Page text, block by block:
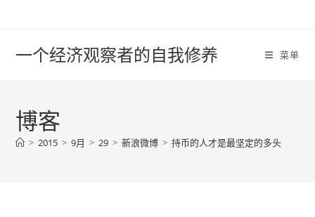
一个经济观察者的自我修养 菜单
博客
> 2015 > 9月 > 29 > 新浪微博 > 持币的人才是最坚定的多头